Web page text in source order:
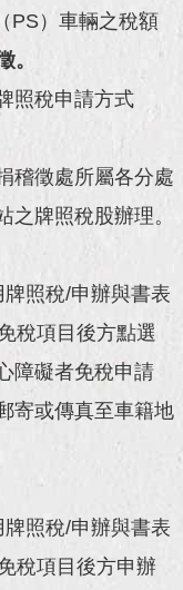
PS）車輛之稅額
。
照稅申請方式
稽徵處所屬各分處
牌照稅股辦理。
照稅/申辦與書表
稅項目後方點選
障礙者免稅申請
寄或傳真至車籍地
照稅/申辦與書表
稅項目後方申辦